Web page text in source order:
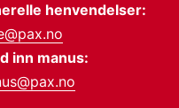
henvendelser:
inn manus: